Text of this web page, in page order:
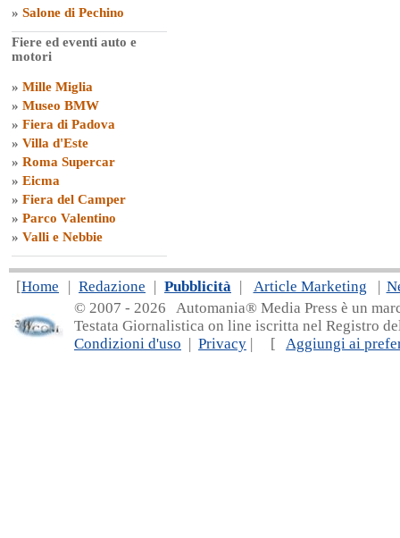
» Salone di Pechino
Fiere ed eventi auto e
motori
» Mille Miglia
» Museo BMW
» Fiera di Padova
» Villa d'Este
» Roma Supercar
» Eicma
» Fiera del Camper
» Parco Valentino
» Valli e Nebbie
[Home | Redazione | Pubblicità | Article Marketing |
© 2007 - 2026 Automania® Media Press è un
Testata Giornalistica on line iscritta nel Registro
Condizioni d'uso | Privacy | [ Aggiungi ai